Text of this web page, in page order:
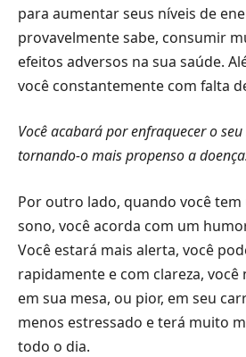
para aumentar seus níveis de
provavelmente sabe, consumir
efeitos adversos na sua saúde.
você constantemente com falta
Você acabará por enfraquecer o
tornando-o mais propenso a
Por outro lado, quando você
sono, você acorda com um
Você estará mais alerta, você
rapidamente e com clareza,
em sua mesa, ou pior, em seu
menos estressado e terá muito
todo o dia.